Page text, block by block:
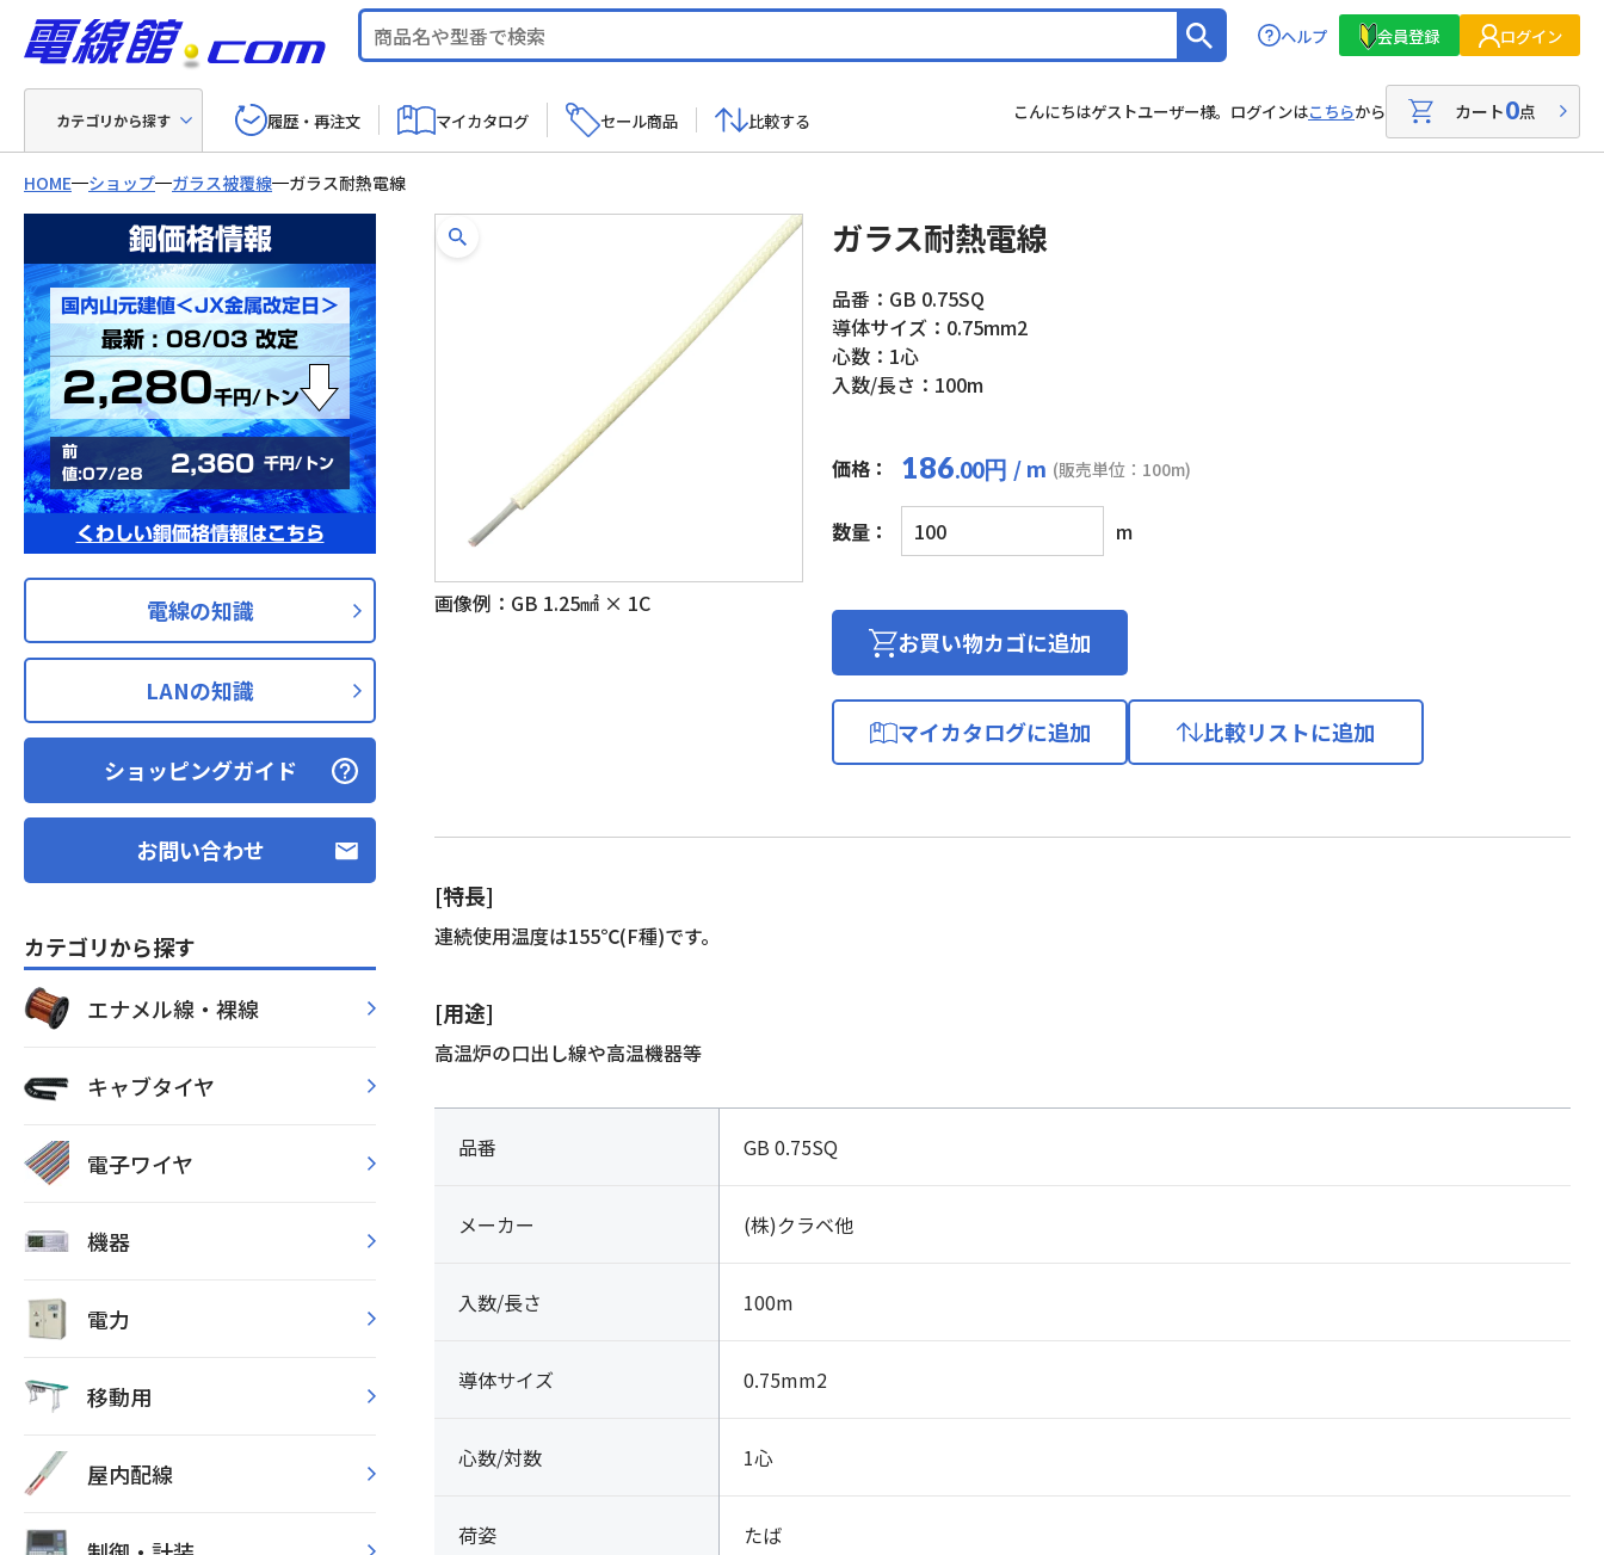
ヘルプ 会員登録 ログイン
カテゴリから探す 履歴・再注文 マイカタログ セール商品 比較する こんにちはゲストユーザー様。ログインはこちらから カート0点
HOME ショップ ガラス被覆線 ガラス耐熱電線
銅価格情報
国内山元建値＜JX金属改定日＞
最新 : 08/03 改定
2,280千円/トン
前
値:07/28
2,360 千円/トン
くわしい銅価格情報はこちら
電線の知識
LANの知識
ショッピングガイド
お問い合わせ
カテゴリから探す
エナメル線・裸線
キャブタイヤ
電子ワイヤ
機器
電力
移動用
屋内配線
画像例：GB 1.25㎟ × 1C
ガラス耐熱電線
品番：GB 0.75SQ
導体サイズ：0.75mm2
心数：1心
入数/長さ：100m
価格： 186.00円 / m (販売単位：100m)
数量：
ガ
ラ
耐
m
お買い物カゴに追加
マイカタログに追加 比較リストに追加
[特長]
連続使用温度は155℃(F種)です。
[用途]
高温炉の口出し線や高温機器等
品番 GB 0.75SQ
メーカー (株)クラベ他
入数/長さ 100m
導体サイズ 0.75mm2
心数/対数 1心
荷姿 たば